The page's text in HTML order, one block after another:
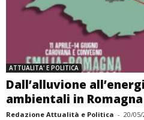
ATTUALITA' E POLITICA
Dall’alluvione
ambientali in Romagna
Redazione Attualità e Politica - 20/05/